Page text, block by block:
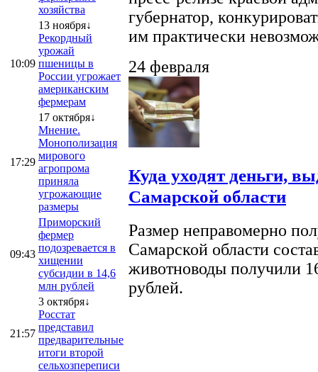
хозяйства
10:09
13 ноября↓
Рекордный
урожай
пшеницы в
России угрожает
американским
фермерам
17:29
17 октября↓
Мнение.
Монополизация
мирового
агропрома
приняла
угрожающие
размеры
09:43
Приморский
фермер
подозревается в
хищении
субсидии в 14,6
млн рублей
21:57
3 октября↓
Росстат
представил
предварительные
итоги второй
сельхозпереписи
губернатор,
им практически
24 февраля
Куда уходят деньги,
Самарской области
Размер неправомерно
Самарской области
животноводы получили
рублей.